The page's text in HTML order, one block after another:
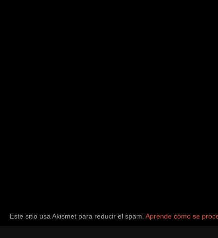
Este sitio usa Akismet para reducir el spam. Aprende cómo se